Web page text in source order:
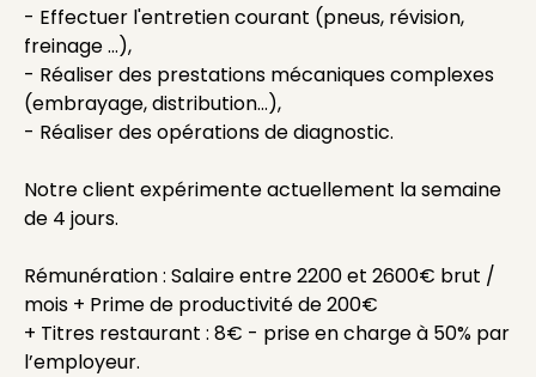
- Effectuer l'entretien courant (pneus, révision,
freinage ...),
- Réaliser des prestations mécaniques complexes
(embrayage, distribution...),
- Réaliser des opérations de diagnostic.
Notre client expérimente actuellement la semaine
de 4 jours.
Rémunération : Salaire entre 2200 et 2600€ brut /
mois + Prime de productivité de 200€
+ Titres restaurant : 8€ - prise en charge à 50% par
l’employeur.